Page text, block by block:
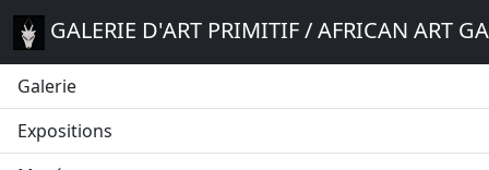
GALERIE D'ART PRIMITIF / AFRICAN ART
Galerie
Expositions